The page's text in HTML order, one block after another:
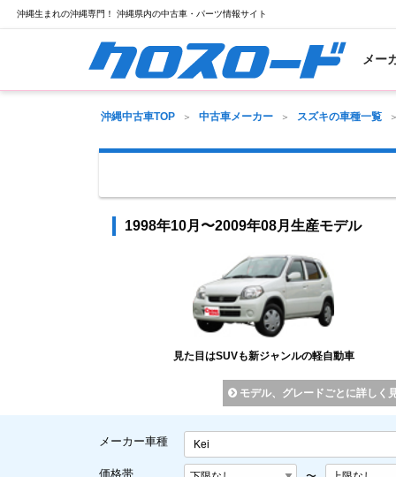
沖縄生まれの沖縄専門！ 沖縄県内の中古車・パーツ情報サイト
メー
沖縄中古車TOP 中古車メーカー スズキの車種一覧
1998年10月〜2009年08月生産モデル
見た目はSUVも新ジャンルの軽自動車
モデル、グレードごとに詳しく
メーカー車種 Kei
価格帯